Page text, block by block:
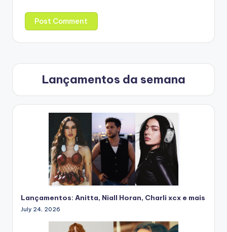
Lançamentos da semana
Lançamentos: Anitta, Niall Horan, Charli xcx e mais
July 24, 2026